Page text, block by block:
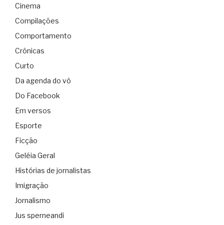
Cinema
Compilações
Comportamento
Crônicas
Curto
Da agenda do vô
Do Facebook
Em versos
Esporte
Ficção
Geléia Geral
Histórias de jornalistas
Imigração
Jornalismo
Jus sperneandi